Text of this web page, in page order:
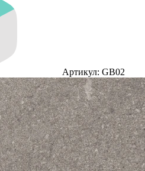
Артикул: GB02